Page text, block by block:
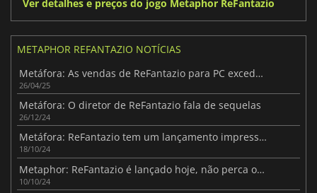
Ver detalhes e preços do jogo Metaphor ReFantazio
METAPHOR REFANTAZIO NOTÍCIAS
Metáfora: As vendas de ReFantazio para PC excedem as expectativas da Atlus
26/04/25
Metáfora: O diretor de ReFantazio fala de sequelas
26/12/24
Metáfora: ReFantazio tem um lançamento impressionante
18/10/24
Metaphor: ReFantazio é lançado hoje, não perca os requisitos de sistema para jogar num PC
10/10/24